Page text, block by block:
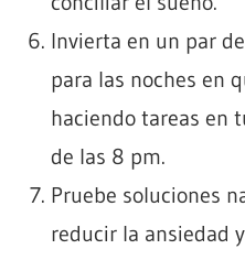
Invierta en un par
para las noches en
haciendo tareas en
de las 8 pm.
Pruebe soluciones
reducir la ansiedad